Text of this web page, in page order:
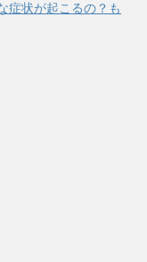
症状が起こるの？も